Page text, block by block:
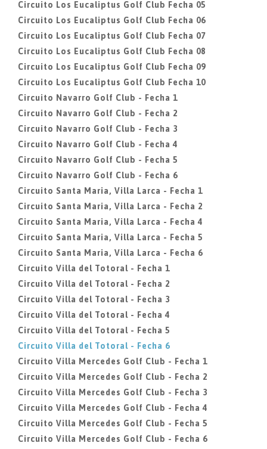
Circuito Los Eucaliptus Golf Club Fecha 05
Circuito Los Eucaliptus Golf Club Fecha 06
Circuito Los Eucaliptus Golf Club Fecha 07
Circuito Los Eucaliptus Golf Club Fecha 08
Circuito Los Eucaliptus Golf Club Fecha 09
Circuito Los Eucaliptus Golf Club Fecha 10
Circuito Navarro Golf Club - Fecha 1
Circuito Navarro Golf Club - Fecha 2
Circuito Navarro Golf Club - Fecha 3
Circuito Navarro Golf Club - Fecha 4
Circuito Navarro Golf Club - Fecha 5
Circuito Navarro Golf Club - Fecha 6
Circuito Santa Maria, Villa Larca - Fecha 1
Circuito Santa Maria, Villa Larca - Fecha 2
Circuito Santa Maria, Villa Larca - Fecha 4
Circuito Santa Maria, Villa Larca - Fecha 5
Circuito Santa Maria, Villa Larca - Fecha 6
Circuito Villa del Totoral - Fecha 1
Circuito Villa del Totoral - Fecha 2
Circuito Villa del Totoral - Fecha 3
Circuito Villa del Totoral - Fecha 4
Circuito Villa del Totoral - Fecha 5
Circuito Villa del Totoral - Fecha 6
Circuito Villa Mercedes Golf Club - Fecha 1
Circuito Villa Mercedes Golf Club - Fecha 2
Circuito Villa Mercedes Golf Club - Fecha 3
Circuito Villa Mercedes Golf Club - Fecha 4
Circuito Villa Mercedes Golf Club - Fecha 5
Circuito Villa Mercedes Golf Club - Fecha 6